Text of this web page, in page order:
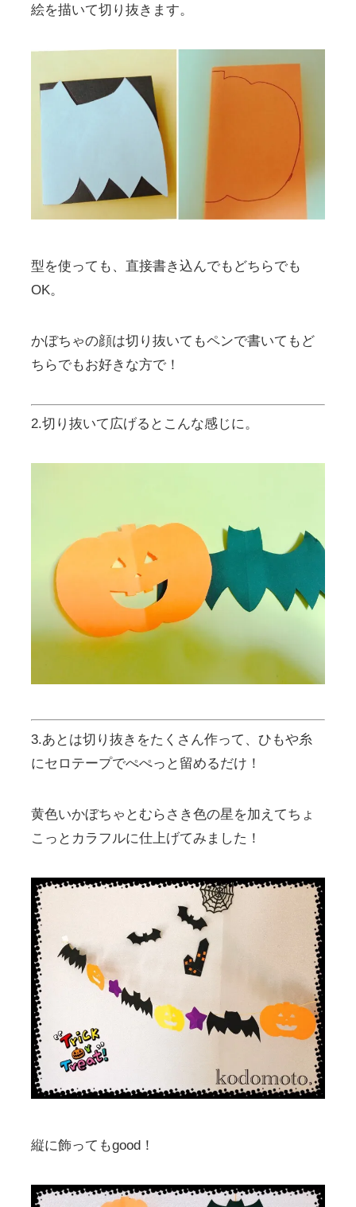
絵を描いて切り抜きます。
型を使っても、直接書き込んでもどちらでも
OK。
かぼちゃの顔は切り抜いてもペンで書いてもど
ちらでもお好きな方で！
2.切り抜いて広げるとこんな感じに。
3.あとは切り抜きをたくさん作って、ひもや糸
にセロテープでぺぺっと留めるだけ！
黄色いかぼちゃとむらさき色の星を加えてちょ
こっとカラフルに仕上げてみました！
縦に飾ってもgood！